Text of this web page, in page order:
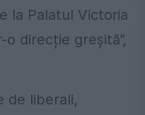
la Palatul Victoria
direcție greșită”,
de liberali,